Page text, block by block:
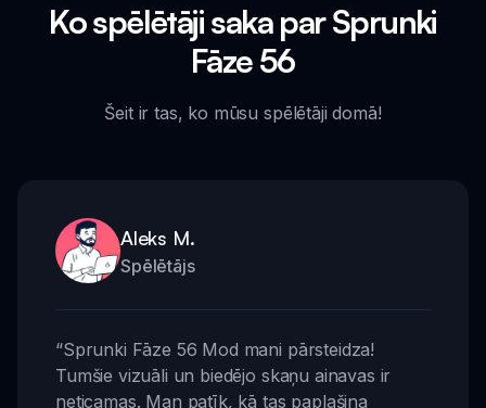
Ko spēlētāji saka par Sprunki
Fāze 56
Šeit ir tas, ko mūsu spēlētāji domā!
Aleks M.
Spēlētājs
“Sprunki Fāze 56 Mod mani pārsteidza!
Tumšie vizuāli un biedējo skaņu ainavas ir
neticamas. Man patīk, kā tas paplašina